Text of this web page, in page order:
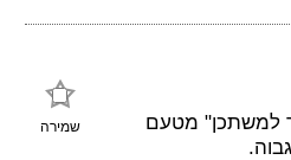
שמירה
למשתכן" מטעם